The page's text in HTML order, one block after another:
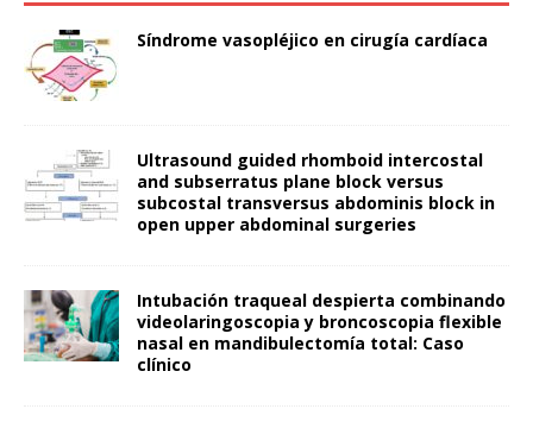
Síndrome vasopléjico en cirugía cardíaca
Ultrasound guided rhomboid intercostal
and subserratus plane block versus
subcostal transversus abdominis block in
open upper abdominal surgeries
Intubación traqueal despierta combinando
videolaringoscopia y broncoscopia flexible
nasal en mandibulectomía total: Caso
clínico